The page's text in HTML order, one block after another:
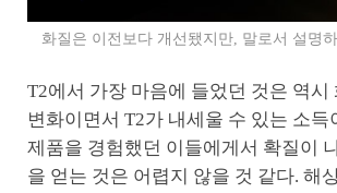
화질은 이전보다 개선됐지만, 말로서 설명
T2에서 가장 마음에 들었던 것은 역시
변화이면서 T2가 내세울 수 있는 소득
제품을 경험했던 이들에게서 확질이
을 얻는 것은 어렵지 않을 것 같다. 해